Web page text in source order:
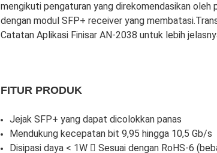
mengikuti pengaturan yang direkomendasikan oleh
dengan modul SFP+ receiver yang
Catatan Aplikasi Finisar AN-2038 untuk lebih
FITUR PRODUK
Jejak SFP+ yang dapat dicolokkan panas
Mendukung kecepatan bit 9,95 hingga 10,5 Gb/s
Disipasi daya < 1W  Sesuai dengan RoHS-6